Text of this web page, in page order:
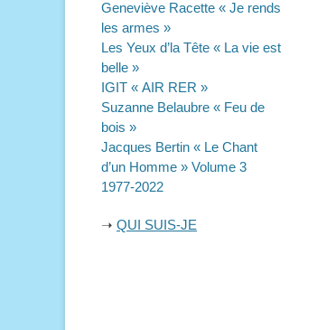
Geneviève Racette « Je rends
les armes »
Les Yeux d’la Tête « La vie est
belle »
IGIT « AIR RER »
Suzanne Belaubre « Feu de
bois »
Jacques Bertin « Le Chant
d’un Homme » Volume 3
1977-2022
➝ QUI SUIS-JE